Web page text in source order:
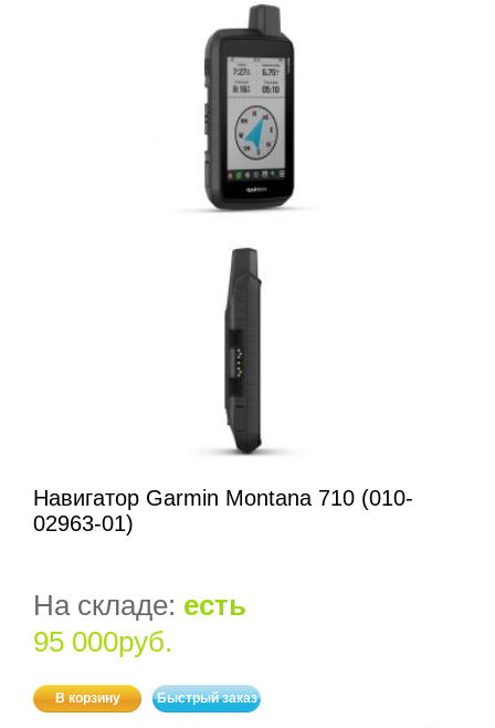
Навигатор Garmin Montana 710 (010-
02963-01)
На складе: есть
95 000руб.
В корзину Быстрый заказ